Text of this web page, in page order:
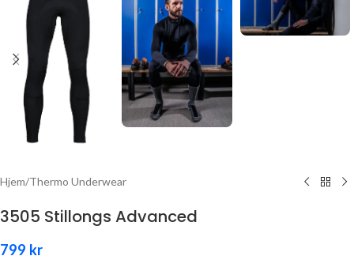
Hjem/Thermo Underwear
3505 Stillongs Advanced
799 kr